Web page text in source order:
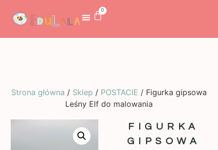
0
Strona główna / Sklep / POSTACIE / Figurka gipsowa
Leśny Elf do malowania
FIGURKA
GIPSOWA